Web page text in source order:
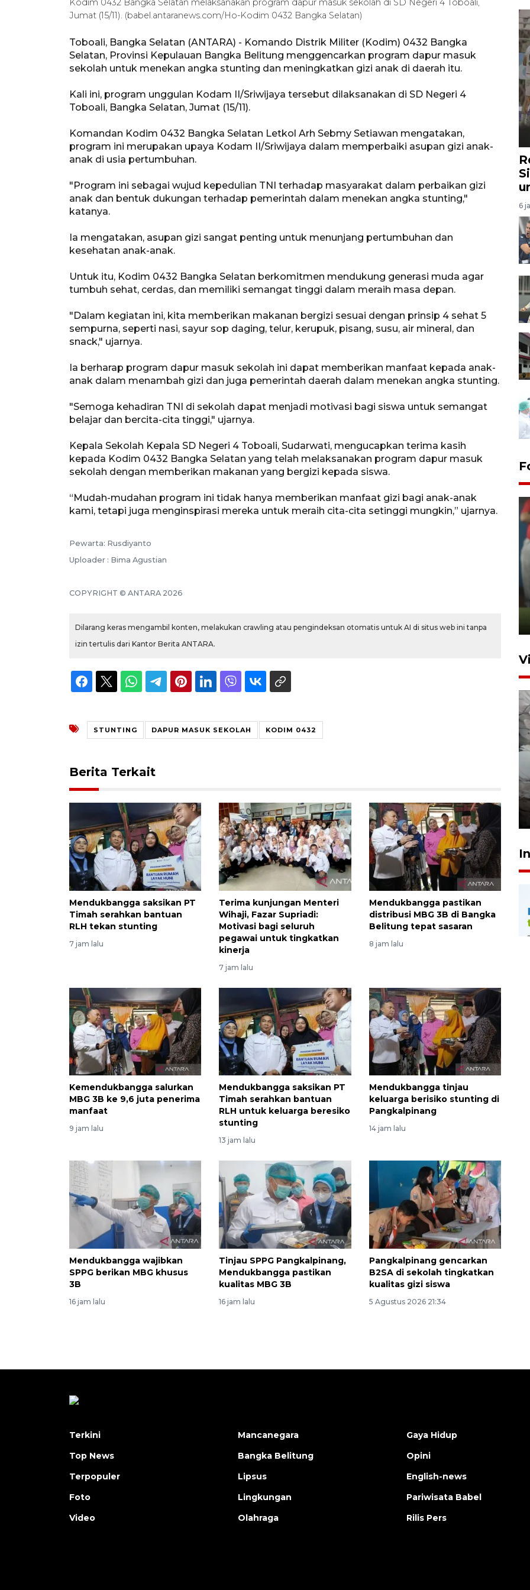
Kodim 0432 Bangka Selatan melaksanakan program dapur masuk sekolah di SD Negeri 4 Toboali,
Jumat (15/11). (babel.antaranews.com/Ho-Kodim 0432 Bangka Selatan)
Toboali, Bangka Selatan (ANTARA) - Komando Distrik Militer (Kodim) 0432 Bangka
Selatan, Provinsi Kepulauan Bangka Belitung menggencarkan program dapur masuk
sekolah untuk menekan angka stunting dan meningkatkan gizi anak di daerah itu.
Kali ini, program unggulan Kodam II/Sriwijaya tersebut dilaksanakan di SD Negeri 4
Toboali, Bangka Selatan, Jumat (15/11).
Komandan Kodim 0432 Bangka Selatan Letkol Arh Sebmy Setiawan mengatakan,
program ini merupakan upaya Kodam II/Sriwijaya dalam memperbaiki asupan gizi anak-
anak di usia pertumbuhan.
"Program ini sebagai wujud kepedulian TNI terhadap masyarakat dalam perbaikan gizi
anak dan bentuk dukungan terhadap pemerintah dalam menekan angka stunting,"
katanya.
Ia mengatakan, asupan gizi sangat penting untuk menunjang pertumbuhan dan
kesehatan anak-anak.
Untuk itu, Kodim 0432 Bangka Selatan berkomitmen mendukung generasi muda agar
tumbuh sehat, cerdas, dan memiliki semangat tinggi dalam meraih masa depan.
"Dalam kegiatan ini, kita memberikan makanan bergizi sesuai dengan prinsip 4 sehat 5
sempurna, seperti nasi, sayur sop daging, telur, kerupuk, pisang, susu, air mineral, dan
snack," ujarnya.
Ia berharap program dapur masuk sekolah ini dapat memberikan manfaat kepada anak-
anak dalam menambah gizi dan juga pemerintah daerah dalam menekan angka stunting.
"Semoga kehadiran TNI di sekolah dapat menjadi motivasi bagi siswa untuk semangat
belajar dan bercita-cita tinggi," ujarnya.
Kepala Sekolah Kepala SD Negeri 4 Toboali, Sudarwati, mengucapkan terima kasih
kepada Kodim 0432 Bangka Selatan yang telah melaksanakan program dapur masuk
sekolah dengan memberikan makanan yang bergizi kepada siswa.
“Mudah-mudahan program ini tidak hanya memberikan manfaat gizi bagi anak-anak
kami, tetapi juga menginspirasi mereka untuk meraih cita-cita setinggi mungkin,” ujarnya.
Pewarta: Rusdiyanto
Uploader : Bima Agustian
COPYRIGHT © ANTARA 2026
Dilarang keras mengambil konten, melakukan crawling atau pengindeksan otomatis untuk AI di situs web ini tanpa
izin tertulis dari Kantor Berita ANTARA.
STUNTING DAPUR MASUK SEKOLAH KODIM 0432
Berita Terkait
Mendukbangga saksikan PT
Timah serahkan bantuan
RLH tekan stunting
7 jam lalu
Terima kunjungan Menteri
Wihaji, Fazar Supriadi:
Motivasi bagi seluruh
pegawai untuk tingkatkan
kinerja
7 jam lalu
Mendukbangga pastikan
distribusi MBG 3B di Bangka
Belitung tepat sasaran
8 jam lalu
Kemendukbangga salurkan
MBG 3B ke 9,6 juta penerima
manfaat
9 jam lalu
Mendukbangga saksikan PT
Timah serahkan bantuan
RLH untuk keluarga beresiko
stunting
13 jam lalu
Mendukbangga tinjau
keluarga berisiko stunting di
Pangkalpinang
14 jam lalu
Mendukbangga wajibkan
SPPG berikan MBG khusus
3B
16 jam lalu
Tinjau SPPG Pangkalpinang,
Mendukbangga pastikan
kualitas MBG 3B
16 jam lalu
Pangkalpinang gencarkan
B2SA di sekolah tingkatkan
kualitas gizi siswa
5 Agustus 2026 21:34
6
30 Juli 2026 18:52
Memberantas kejahatan
jalanan Jakarta
2026-08-05 18:00:00
Terkini
Top News
Terpopuler
Foto
Video
Mancanegara
Bangka Belitung
Lipsus
Lingkungan
Olahraga
Gaya Hidup
Opini
English-news
Pariwisata Babel
Rilis Pers